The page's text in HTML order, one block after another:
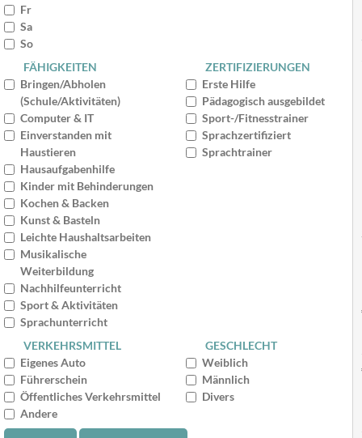
Fr
Sa
So
FÄHIGKEITEN
Bringen/Abholen
(Schule/Aktivitäten)
Computer & IT
Einverstanden mit
Haustieren
Hausaufgabenhilfe
Kinder mit Behinderungen
Kochen & Backen
Kunst & Basteln
Leichte Haushaltsarbeiten
Musikalische
Weiterbildung
Nachhilfeunterricht
Sport & Aktivitäten
Sprachunterricht
ZERTIFIZIERUNGEN
Erste Hilfe
Pädagogisch ausgebildet
Sport-/Fitnesstrainer
Sprachzertifiziert
Sprachtrainer
VERKEHRSMITTEL
Eigenes Auto
Führerschein
Öffentliches Verkehrsmittel
Andere
GESCHLECHT
Weiblich
Männlich
Divers